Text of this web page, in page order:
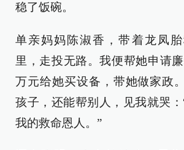
稳了饭碗。
单亲妈妈陈淑香，带着龙凤
里，走投无路。我便帮她申请
万元给她买设备，带她做家政
孩子，还能帮别人，见我就哭
我的救命恩人。”